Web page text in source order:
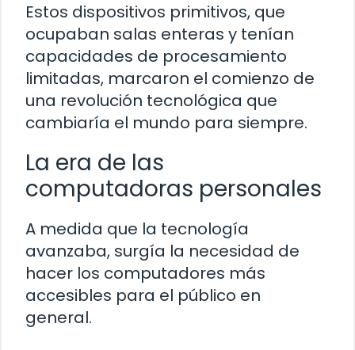
Estos dispositivos primitivos, que
ocupaban salas enteras y tenían
capacidades de procesamiento
limitadas, marcaron el comienzo de
una revolución tecnológica que
cambiaría el mundo para siempre.
La era de las
computadoras personales
A medida que la tecnología
avanzaba, surgía la necesidad de
hacer los computadores más
accesibles para el público en
general.